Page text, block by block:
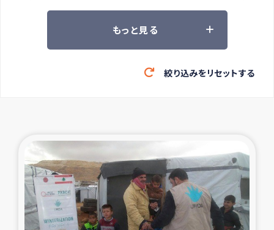
ツアー参加者の声
緊急救援の時代
東ティモール豪雨緊急支援
大雨による洪水被災者支援
カカオ生産者支援事業
もっと見る
絞り込みをリセットする